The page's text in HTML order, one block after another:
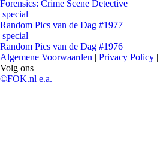
Forensics: Crime Scene Detective
special
Random Pics van de Dag #1977
special
Random Pics van de Dag #1976
Algemene Voorwaarden | Privacy Policy |
Volg ons
©FOK.nl e.a.